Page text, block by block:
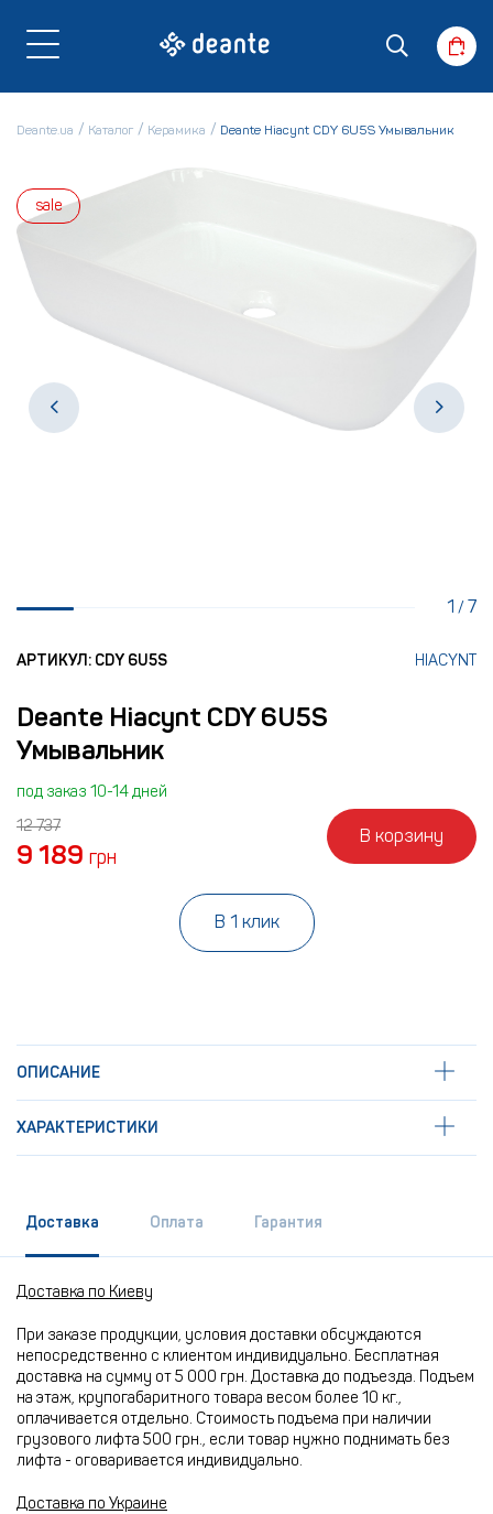
Deante.ua Каталог Керамика Deante Hiacynt CDY 6U5S Умывальник
sale
1 /7
АРТИКУЛ: CDY 6U5S HIACYNT
Deante Hiacynt CDY 6U5S
Умывальник
под заказ 10-14 дней
12 737
9 189 грн
В корзину
В 1 клик
ОПИСАНИЕ
ХАРАКТЕРИСТИКИ
Доставка Оплата Гарантия
Доставка по Киеву
При заказе продукции, условия доставки обсуждаются
непосредственно с клиентом индивидуально. Бесплатная
доставка на сумму от 5 000 грн. Доставка до подъезда. Подъем
на этаж, крупогабаритного товара весом более 10 кг.,
оплачивается отдельно. Стоимость подъема при наличии
грузового лифта 500 грн., если товар нужно поднимать без
лифта - оговаривается индивидуально.
Доставка по Украине